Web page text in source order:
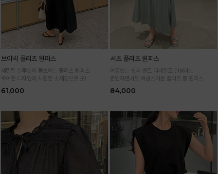
브이넥 플리츠 원피스
세련된 실루엣이 돋보이는 플리츠 원피스
우아한 디자인에 시원한 소재감으로 굿!
61,000
셔츠 플리츠 원피스
여유있는 핏과 벨트 디테일로 완성하는
편안하면서도 여성스러운 플리츠 롱 원피스
84,000